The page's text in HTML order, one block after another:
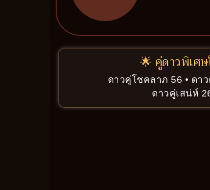
🌟 คู่ดาวพิเศ
ดาวคู่โชคลาภ 56 • ดา
ดาวคู่เสน่ห์